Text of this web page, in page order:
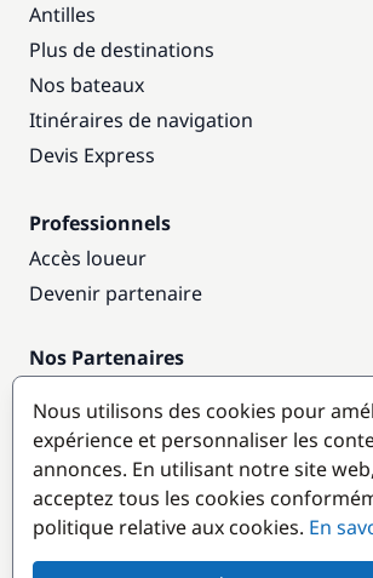
Antilles
Plus de destinations
Nos bateaux
Itinéraires de navigation
Devis Express
Professionnels
Accès loueur
Devenir partenaire
Nos Partenaires
Destinations populaires
Nous utilisons des cookies pour
expérience et personnaliser les
annonces. En utilisant notre site
acceptez tous les cookies
politique relative aux cookies. En